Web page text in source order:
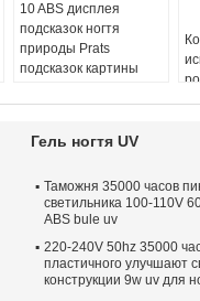
10 ABS дисплея
подсказок ногтя
природы Prats
подсказок картины
Гель ногтя UV
Таможня 35000 часов
светильника 100-110V
ABS bule uv
220-240V 50hz 35000
пластичного улучшают
конструкции 9w uv для